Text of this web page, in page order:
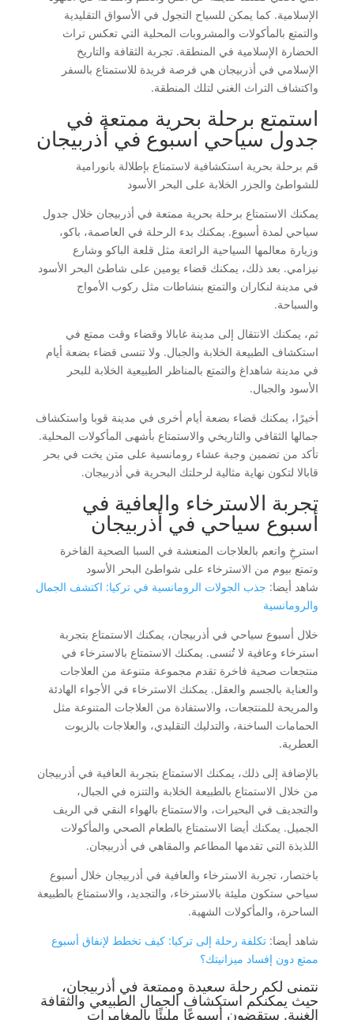
الإسلامية. كما يمكن للسياح التجول في الأسواق التقليدية
والتمتع بالمأكولات والمشروبات المحلية التي تعكس تراث
الحضارة الإسلامية في المنطقة. تجربة الثقافة والتاريخ
الإسلامي في أذربيجان هي فرصة فريدة للاستمتاع بالسفر
واكتشاف التراث الغني لتلك المنطقة.
استمتع برحلة بحرية ممتعة في
جدول سياحي اسبوع في أذربيجان
قم برحلة بحرية استكشافية لاستمتاع بإطلالة بانورامية
للشواطئ والجزر الخلابة على البحر الأسود
يمكنك الاستمتاع برحلة بحرية ممتعة في أذربيجان خلال جدول
سياحي لمدة أسبوع. يمكنك بدء الرحلة في العاصمة، باكو،
وزيارة معالمها السياحية الرائعة مثل قلعة الباكو وشارع
نيزامي. بعد ذلك، يمكنك قضاء يومين على شاطئ البحر الأسود
في مدينة لنكاران والتمتع بنشاطات مثل ركوب الأمواج
والسباحة.
ثم، يمكنك الانتقال إلى مدينة غابالا وقضاء وقت ممتع في
استكشاف الطبيعة الخلابة والجبال. ولا تنسى قضاء بضعة أيام
في مدينة شاهداغ والتمتع بالمناظر الطبيعية الخلابة للبحر
الأسود والجبال.
أخيرًا، يمكنك قضاء بضعة أيام أخرى في مدينة قوبا واستكشاف
جمالها الثقافي والتاريخي والاستمتاع بأشهى المأكولات المحلية.
تأكد من تضمين وجبة عشاء رومانسية على متن يخت في بحر
قابالا لتكون نهاية مثالية لرحلتك البحرية في أذربيجان.
تجربة الاسترخاء والعافية في
أسبوع سياحي في أذربيجان
استرخِ وانعم بالعلاجات المنعشة في السبا الصحية الفاخرة
وتمتع بيوم من الاسترخاء على شواطئ البحر الأسود
شاهد أيضا: جذب الجولات الرومانسية في تركيا: اكتشف الجمال
والرومانسية
خلال أسبوع سياحي في أذربيجان، يمكنك الاستمتاع بتجربة
استرخاء وعافية لا تُنسى. يمكنك الاستمتاع بالاسترخاء في
منتجعات صحية فاخرة تقدم مجموعة متنوعة من العلاجات
والعناية بالجسم والعقل. يمكنك الاسترخاء في الأجواء الهادئة
والمريحة للمنتجعات، والاستفادة من العلاجات المتنوعة مثل
الحمامات الساخنة، والتدليك التقليدي، والعلاجات بالزيوت
العطرية.
بالإضافة إلى ذلك، يمكنك الاستمتاع بتجربة العافية في أذربيجان
من خلال الاستمتاع بالطبيعة الخلابة والتنزه في الجبال،
والتجديف في البحيرات، والاستمتاع بالهواء النقي في الريف
الجميل. يمكنك أيضا الاستمتاع بالطعام الصحي والمأكولات
اللذيذة التي تقدمها المطاعم والمقاهي في أذربيجان.
باختصار، تجربة الاسترخاء والعافية في أذربيجان خلال أسبوع
سياحي ستكون مليئة بالاسترخاء، والتجديد، والاستمتاع بالطبيعة
الساحرة، والمأكولات الشهية.
شاهد أيضا: تكلفة رحلة إلى تركيا: كيف تخطط لإنفاق أسبوع
ممتع دون إفساد ميزانيتك؟
نتمنى لكم رحلة سعيدة وممتعة في أذربيجان،
حيث يمكنكم استكشاف الجمال الطبيعي والثقافة
الغنية. ستقضون أسبوعًا مليئًا بالمغامرات